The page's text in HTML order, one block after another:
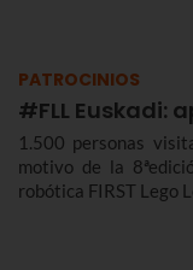
PATROCINIOS
#FLL Euskadi:
1.500 personas
motivo de la
robótica FIRST Lego